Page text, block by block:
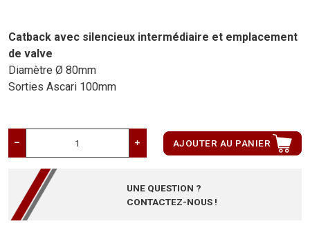
Catback avec silencieux intermédiaire et emplacement
de valve
Diamètre Ø 80mm
Sorties Ascari 100mm
AJOUTER AU PANIER
UNE QUESTION ?
CONTACTEZ-NOUS !